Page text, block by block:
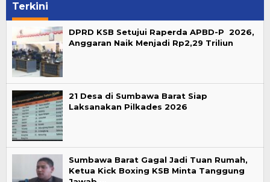
Terkini
DPRD KSB Setujui Raperda APBD-P 2026,
Anggaran Naik Menjadi Rp2,29 Triliun
21 Desa di Sumbawa Barat Siap
Laksanakan Pilkades 2026
Sumbawa Barat Gagal Jadi Tuan Rumah,
Ketua Kick Boxing KSB Minta Tanggung